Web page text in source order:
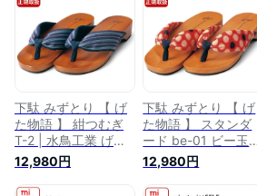
下駄 みずとり 【 げ
た物語 】 紺つむぎ
T-2 | 水鳥工業 げた
サンダル レディース
メンズ 痛くない 日
本製 国産 履きやす
12,980円
下駄 みずとり 【 げ
た物語 】 スタンダ
ード be-01 ビー玉
赤 | 水鳥工業 げた 赤
サンダル レディース
女性 痛くない 日本
12,980円